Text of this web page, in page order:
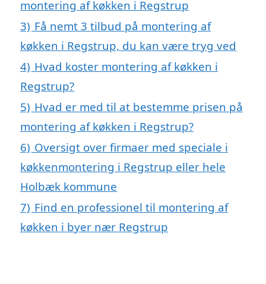
montering af køkken i Regstrup
3) Få nemt 3 tilbud på montering af
køkken i Regstrup, du kan være tryg ved
4) Hvad koster montering af køkken i
Regstrup?
5) Hvad er med til at bestemme prisen på
montering af køkken i Regstrup?
6) Oversigt over firmaer med speciale i
køkkenmontering i Regstrup eller hele
Holbæk kommune
7) Find en professionel til montering af
køkken i byer nær Regstrup